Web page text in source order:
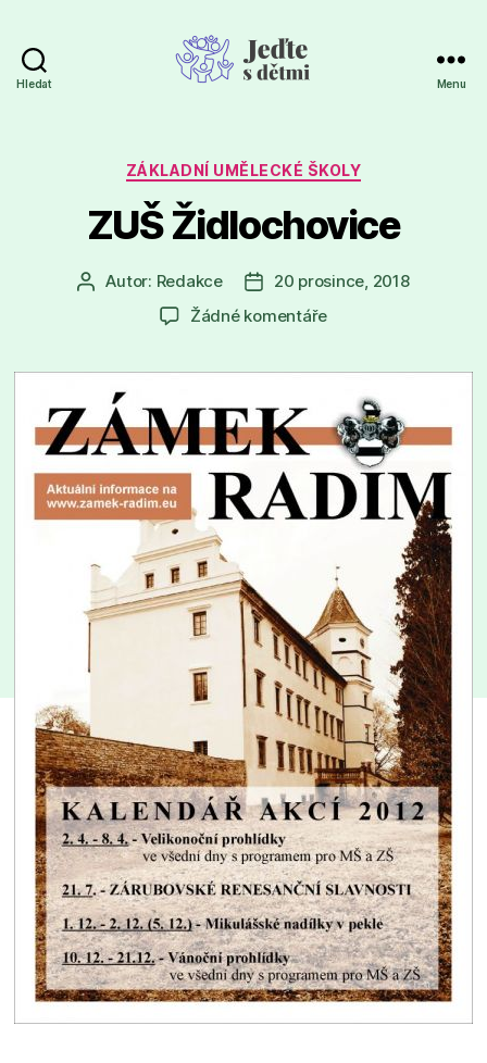
Hledat Menu
Rubriky
ZÁKLADNÍ UMĚLECKÉ ŠKOLY
ZUŠ Židlochovice
Autor
příspěvku
Autor: Redakce
Datum
příspěvku
20 prosince, 2018
Žádné komentářeu
ZUŠ
Židlochovice